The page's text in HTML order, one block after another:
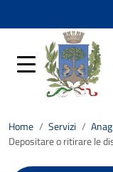
Home / Servizi /
Depositare o ritirare le